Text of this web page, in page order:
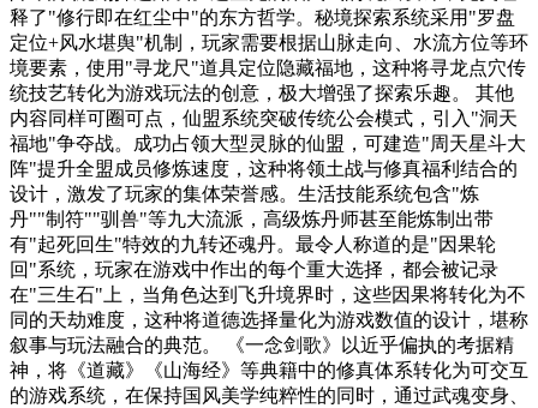
释了"修行即在红尘中"的东方哲学。秘境探索系统采用"罗盘
定位+风水堪舆"机制，玩家需要根据山脉走向、水流方位等环
境要素，使用"寻龙尺"道具定位隐藏福地，这种将寻龙点穴传
统技艺转化为游戏玩法的创意，极大增强了探索乐趣。 其他
内容同样可圈可点，仙盟系统突破传统公会模式，引入"洞天
福地"争夺战。成功占领大型灵脉的仙盟，可建造"周天星斗大
阵"提升全盟成员修炼速度，这种将领土战与修真福利结合的
设计，激发了玩家的集体荣誉感。生活技能系统包含"炼
丹""制符""驯兽"等九大流派，高级炼丹师甚至能炼制出带
有"起死回生"特效的九转还魂丹。最令人称道的是"因果轮
回"系统，玩家在游戏中作出的每个重大选择，都会被记录
在"三生石"上，当角色达到飞升境界时，这些因果将转化为不
同的天劫难度，这种将道德选择量化为游戏数值的设计，堪称
叙事与玩法融合的典范。 《一念剑歌》以近乎偏执的考据精
神，将《道藏》《山海经》等典籍中的修真体系转化为可交互
的游戏系统，在保持国风美学纯粹性的同时，通过武魂变身、